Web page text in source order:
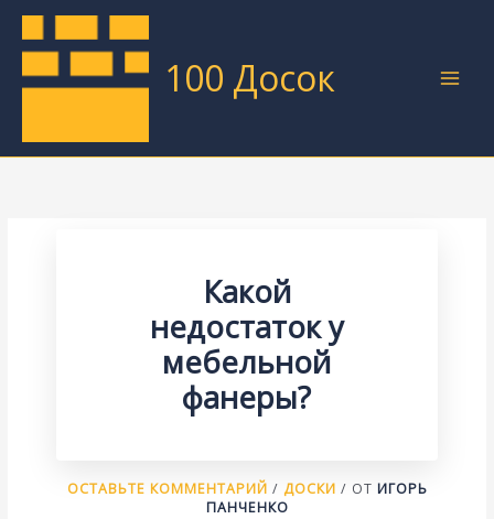
Перейти
содержимому
100 Досок
Какой
недостаток у
мебельной
фанеры?
ОСТАВЬТЕ КОММЕНТАРИЙ / ДОСКИ / ОТ ИГОРЬ
ПАНЧЕНКО